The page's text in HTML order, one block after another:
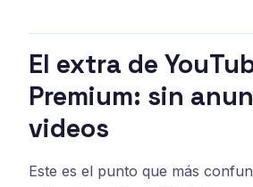
El extra de
Premium: sin
videos
Este es el punto que más